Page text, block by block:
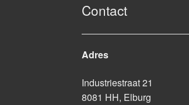
Contact
Adres
Industriestraat 21
8081 HH, Elburg